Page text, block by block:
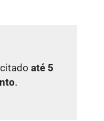
até 5
.